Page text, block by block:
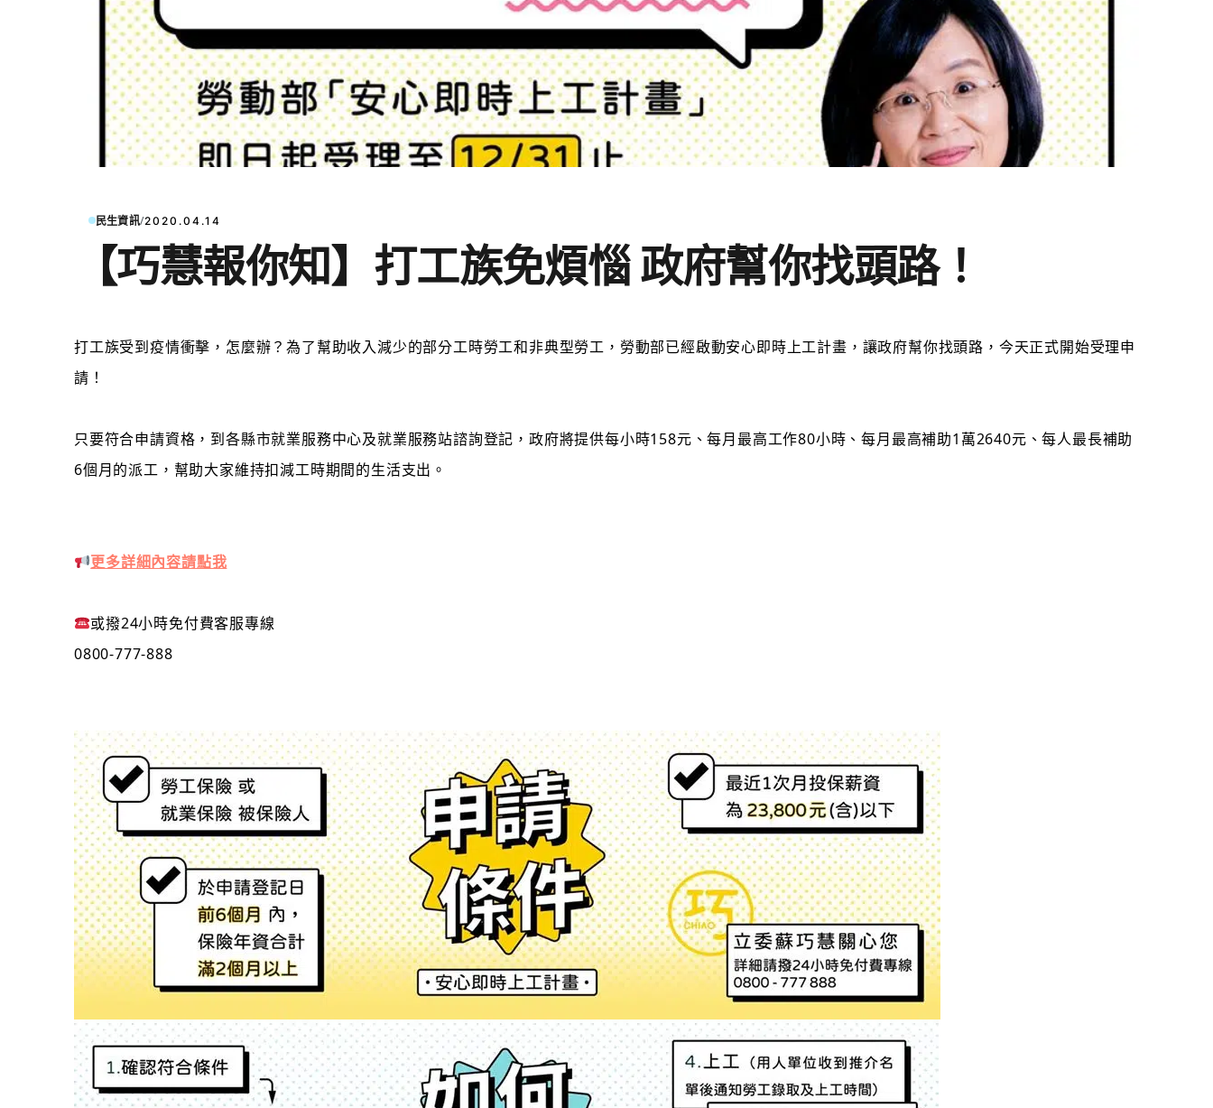
民生資訊/2020.04.14
【巧慧報你知】打工族免煩惱 政府幫你找頭路！
打工族受到疫情衝擊，怎麼辦？為了幫助收入減少的部分工時勞工和非典型勞工，勞動部已經啟動安心即時上工計畫 ，讓政府幫你找頭路，今天正式開始受理申
請！
只要符合申請資格，到各縣市就業服務中心及就業服務站諮詢登記，政府將提供每小時158元、每月最高工作80小時、每月最高補助1萬2640元、每人最長補助
6個月的派工，幫助大家維持扣減工時期間的生活支出。
更多詳細內容請點我
或撥24小時免付費客服專線
0800-777-888